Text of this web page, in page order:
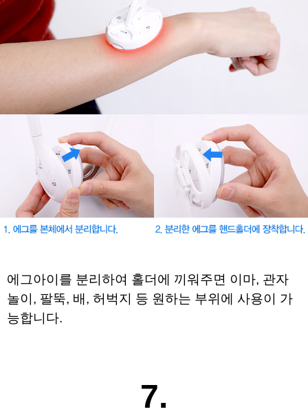
에그아이를 분리하여 홀더에 끼워주면 이마, 관자
놀이, 팔뚝, 배, 허벅지 등 원하는 부위에 사용이 가
능합니다.
7.